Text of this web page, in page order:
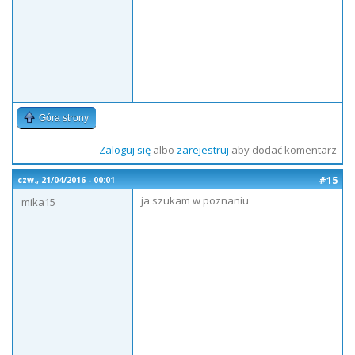
Góra strony
Zaloguj sięalbo zarejestruj aby dodać komentarz
czw., 21/04/2016 - 00:01
#15
mika15
ja szukam w poznaniu